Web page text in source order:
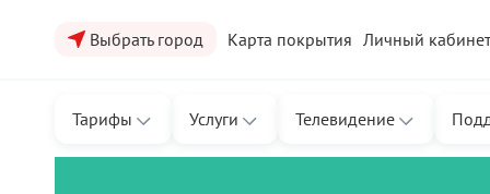
Выбрать город Карта покрытия Личный кабинет
Тарифы Услуги Телевидение